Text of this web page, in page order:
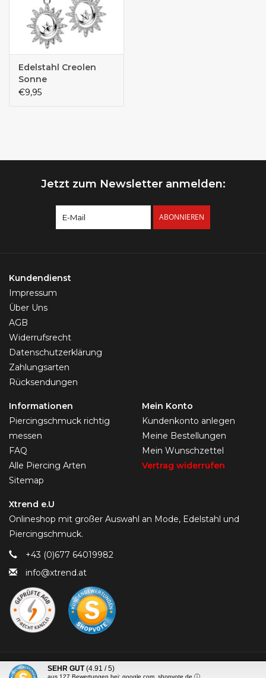
Edelstahl Creolen
Sonne
€9,95
Jetzt zum Newsletter anmelden:
ABONNIEREN
Kundendienst
Impressum
Über Uns
AGB
Widerrufsrecht
Datenschutzerklärung
Zahlungsarten
Rücksendungen
Informationen
Piercingschmuck richtig
messen
FAQ
Alle Piercing Arten
Sitemap
Mein Konto
Kundenkonto anlegen
Meine Bestellungen
Mein Wunschzettel
Vertrag widerrufen
Xtrend e.U
Onlineshop mit großer Auswahl an Mode, Edelstahl und
Piercingschmuck.
+43 (0)677 64019982
info@xtrend.at
© Copyright 2026 Piercing-Trend.com -
SEHR GUT (4.91 / 5)
aus 127 Bewertungen bei: google.com, shopvote.de ⓘ